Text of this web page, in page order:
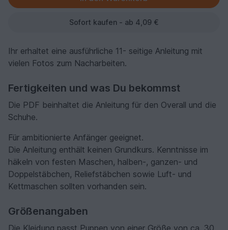
Sofort kaufen - ab 4,09 €
Ihr erhaltet eine ausführliche 11- seitige Anleitung mit
vielen Fotos zum Nacharbeiten.
Fertigkeiten und was Du bekommst
Die PDF beinhaltet die Anleitung für den Overall und die
Schuhe.
Für ambitionierte Anfänger geeignet.
Die Anleitung enthält keinen Grundkurs. Kenntnisse im
häkeln von festen Maschen, halben-, ganzen- und
Doppelstäbchen, Reliefstäbchen sowie Luft- und
Kettmaschen sollten vorhanden sein.
Größenangaben